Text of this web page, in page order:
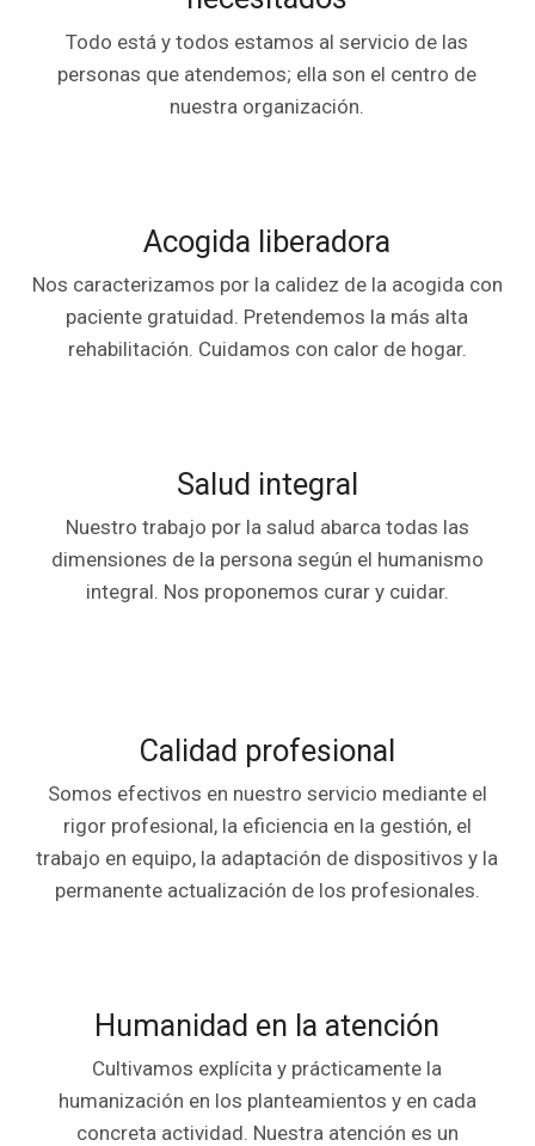
Todo está y todos estamos al servicio de las
personas que atendemos; ella son el centro de
nuestra organización.
Acogida liberadora
Nos caracterizamos por la calidez de la acogida con
paciente gratuidad. Pretendemos la más alta
rehabilitación. Cuidamos con calor de hogar.
Salud integral
Nuestro trabajo por la salud abarca todas las
dimensiones de la persona según el humanismo
integral. Nos proponemos curar y cuidar.
Calidad profesional
Somos efectivos en nuestro servicio mediante el
rigor profesional, la eficiencia en la gestión, el
trabajo en equipo, la adaptación de dispositivos y la
permanente actualización de los profesionales.
Humanidad en la atención
Cultivamos explícita y prácticamente la
humanización en los planteamientos y en cada
concreta actividad. Nuestra atención es un